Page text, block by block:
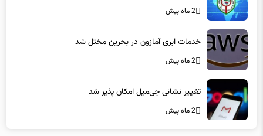
2 ماه پیش
خدمات ابری آمازون در بحرین مختل شد
2 ماه پیش
تغییر نشانی جی‌میل امکان پذیر شد
2 ماه پیش